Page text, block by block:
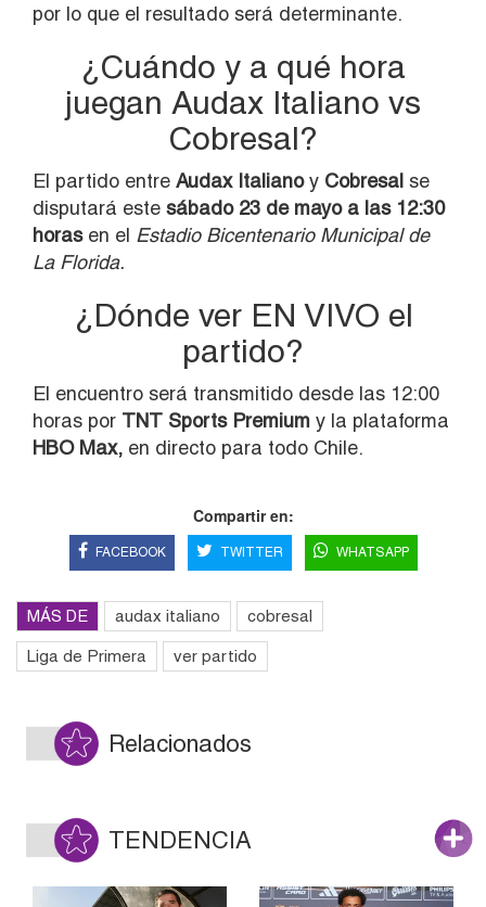
por lo que el resultado será determinante.
¿Cuándo y a qué hora
juegan Audax Italiano vs
Cobresal?
El partido entre Audax Italianoy Cobresal se
disputará este sábado 23 de mayo a las 12:30
horasen el Estadio Bicentenario Municipal de
La Florida.
¿Dónde ver EN VIVO el
partido?
El encuentro será transmitido desde las 12:00
horas por TNT Sports Premium y la plataforma
HBO Max, en directo para todo Chile.
Compartir en:
FACEBOOK TWITTER WHATSAPP
MÁS DE audax italiano cobresal
Liga de Primera ver partido
Relacionados
TENDENCIA